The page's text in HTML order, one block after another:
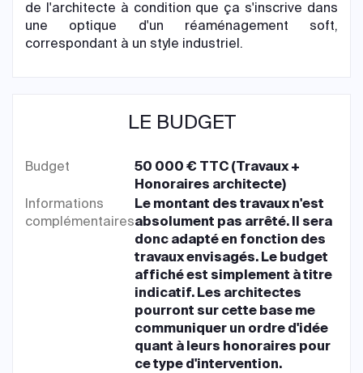
de l'architecte à condition que ça s'inscrive dans
une optique d'un réaménagement soft,
correspondant à un style industriel.
LE BUDGET
Budget
50 000 € TTC (Travaux +
Honoraires architecte)
Informations
complémentaires
Le montant des travaux n'est
absolument pas arrêté. Il sera
donc adapté en fonction des
travaux envisagés. Le budget
affiché est simplement à titre
indicatif. Les architectes
pourront sur cette base me
communiquer un ordre d'idée
quant à leurs honoraires pour
ce type d'intervention.